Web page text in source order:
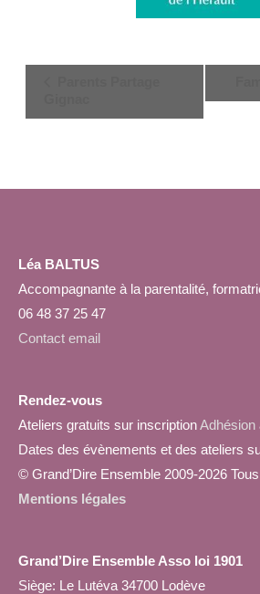
Léa BALTUS
Accompagnante à la parentalité,
06 48 37 25 47
Contact email
Rendez-vous
Ateliers gratuits sur inscriptionAdhésion
Dates des évènements et des ateliers
© Grand’Dire Ensemble 2009-2026
Mentions légales
Grand’Dire Ensemble Asso loi 1901
Siège: Le Lutéva 34700 Lodève